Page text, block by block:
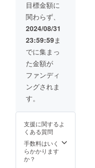
ござい
ます。
※ご注文
状況、
製造工
程上の
都合等
により
出荷時
期が遅
れる場
合があ
合があ
りま
す。
せるsea
coral（
シー
コーラ
ル） ●
月明か
りに照
らされ
た水面
を想起
させる
moon
ブ
ルー）
●深閑の
森をイ
メージ
した穏
green（
リュー
ジョン
ン） ●
美しい
海を彷
彿とさ
coral（
ル） ●
月明か
りに照
らされ
た水面
を想起
す。
（全色
セット
のみと
色の組
み合わ
せはお
選びい
ただけ
ませ
ん） ●
うな幻
想的な
色味の
illusion
green（
イ
ラスを5
個セッ
トでお
届けし
ます。
色は下
記がひ
とつず
つとな
りま
す。
（全色
なり、
み合わ
せはお
選びい
ただけ
目標金額に
関わらず、
2024/08/31
23:59:59ま
でに集まっ
た金額が
ファンディ
ングされま
す。
支援に関するよ
くある質問
手数料はいく
らかかります
か？